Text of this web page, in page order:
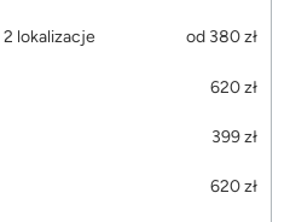
2 lokalizacje od 380 zł
620 zł
399 zł
620 zł